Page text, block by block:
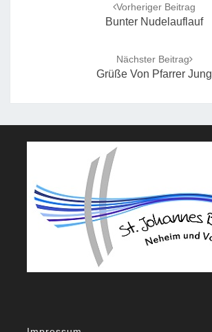
Vorheriger Beitrag
Bunter Nudelauflauf
Nächster Beitrag
Grüße Von Pfarrer Jung